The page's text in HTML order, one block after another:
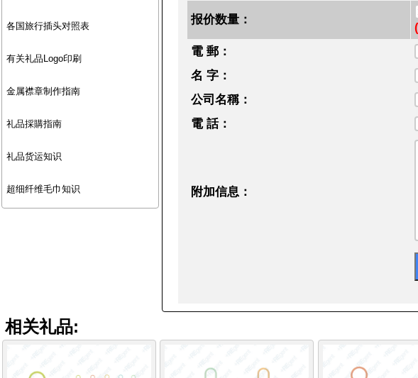
各国旅行插头对照表
有关礼品Logo印刷
金属襟章制作指南
礼品採購指南
礼品货运知识
超细纤维毛巾知识
报价数量：
電 郵：
名 字：
公司名稱：
電 話：
附加信息：
相关礼品: